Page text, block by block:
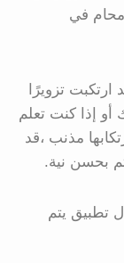
محام في
تزويرًا
إذا كنت تعلم
مذنب ،قد
بحسن نية.
تطبيق يتم